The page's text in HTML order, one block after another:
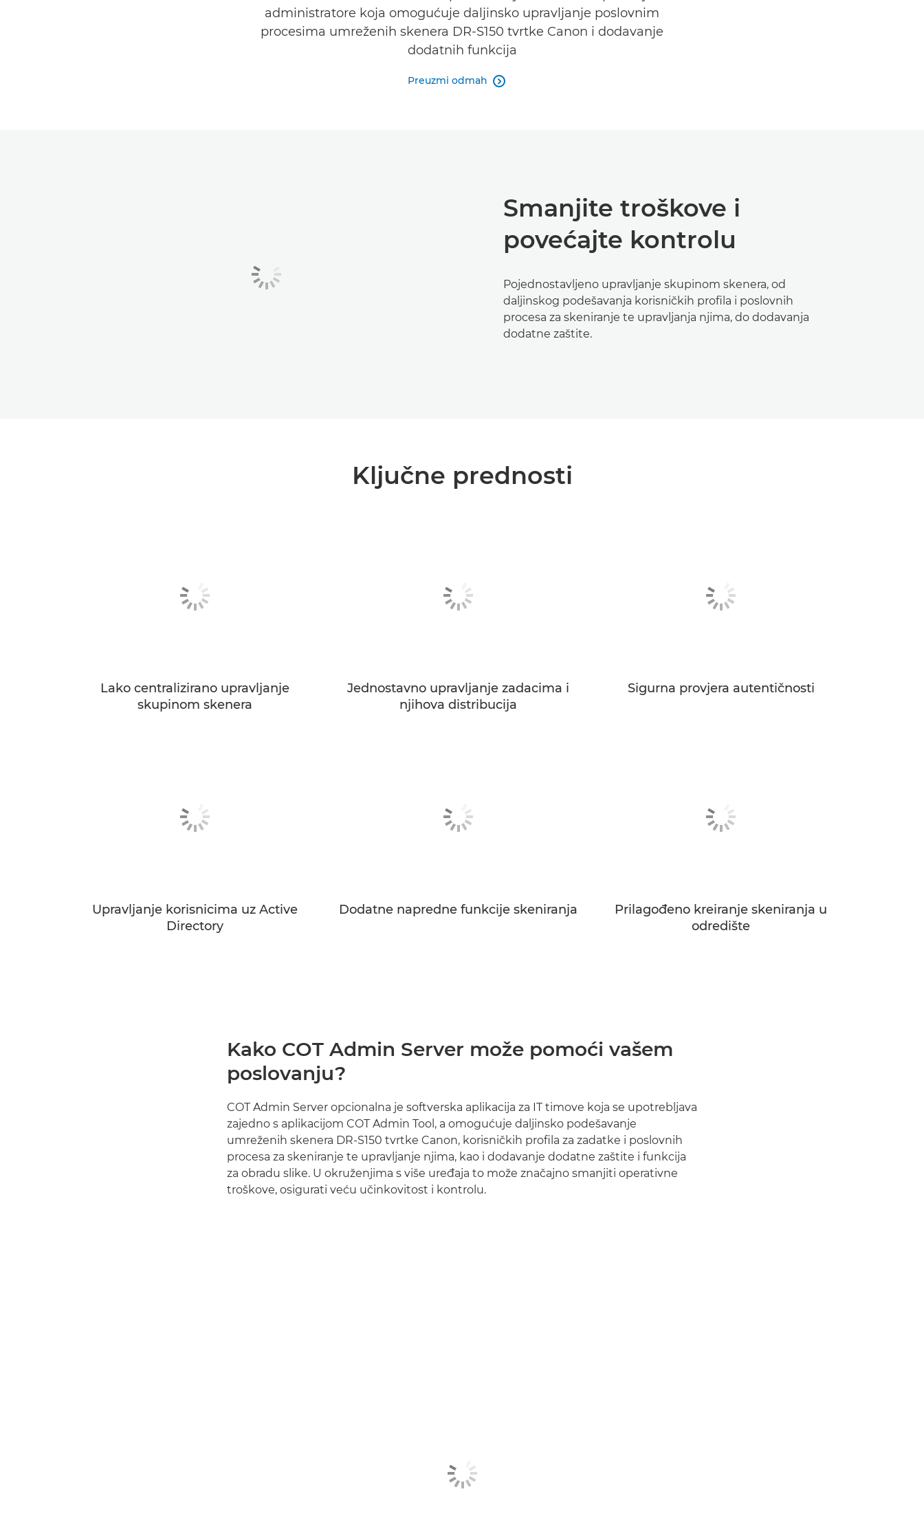
administratore koja omogućuje daljinsko upravljanje poslovnim
procesima umreženih skenera DR-S150 tvrtke Canon i dodavanje
dodatnih funkcija
Preuzmi odmah 
Smanjite troškove i
povećajte kontrolu
Pojednostavljeno upravljanje skupinom skenera, od
daljinskog podešavanja korisničkih profila i poslovnih
procesa za skeniranje te upravljanja njima, do dodavanja
dodatne zaštite.
Ključne prednosti
Lako centralizirano upravljanje
skupinom skenera
Jednostavno upravljanje zadacima i
njihova distribucija
Sigurna provjera autentičnosti
Upravljanje korisnicima uz Active
Directory
Dodatne napredne funkcije skeniranja
Prilagođeno kreiranje skeniranja u
odredište
Kako COT Admin Server može pomoći vašem
poslovanju?
COT Admin Server opcionalna je softverska aplikacija za IT timove koja se upotrebljava
zajedno s aplikacijom COT Admin Tool, a omogućuje daljinsko podešavanje
umreženih skenera DR-S150 tvrtke Canon, korisničkih profila za zadatke i poslovnih
procesa za skeniranje te upravljanje njima, kao i dodavanje dodatne zaštite i funkcija
za obradu slike. U okruženjima s više uređaja to može značajno smanjiti operativne
troškove, osigurati veću učinkovitost i kontrolu.